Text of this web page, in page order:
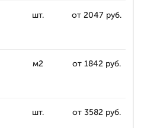
шт. от 2047 руб.
м2 от 1842 руб.
шт. от 3582 руб.